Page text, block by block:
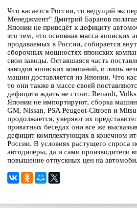
Что касается России, то ведущий
Менеджмент" Дмитрий Баранов
Японии не приведёт к дефициту
это тем, что основная масса японских
продаваемых в России, собирается
сборочных мощностях японских
свои заводы. Оставшаяся часть
заводов японских компаний, и лишь
машин доставляется из Японии. Что
то они также в массе своей
дефицита ждать не стоит. Renault,
Японии не импортируют, сборка машин
GM, Nissan, PSA Peugeot-Citroen и
продолжается, уверяют их
приватных беседах они все же
дефицит комплектующих в конечном
России. В условиях растущего спроса
автодилеры, да и сами производители
повышение отпускных цен на